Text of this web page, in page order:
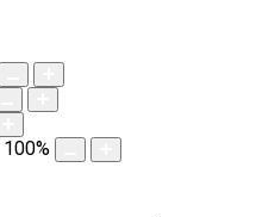
100%